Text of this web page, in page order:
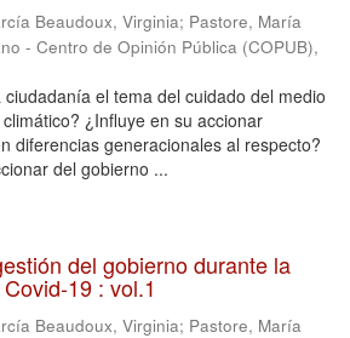
Beaudoux, Virginia; Pastore, María
- Centro de Opinión Pública (COPUB),
el tema del cuidado del medio
¿Influye en su accionar
diferencias generacionales al respecto?
del gobierno ...
del gobierno durante la
19 : vol.1
Beaudoux, Virginia; Pastore, María